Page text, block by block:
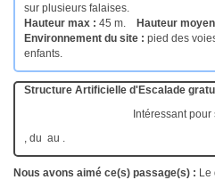
sur plusieurs falaises.
Hauteur max : 45 m. Hauteur
Environnement du site : pied des
enfants.
Structure Artificielle d'Escalade
Intéressant pour
, du au .
Nous avons aimé ce(s) passage(s) : Le